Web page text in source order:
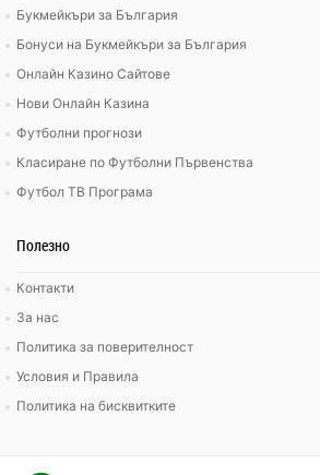
Букмейкъри за България
Бонуси на Букмейкъри за България
Онлайн Казино Сайтове
Нови Онлайн Казина
Футболни прогнози
Класиране по Футболни Първенства
Футбол ТВ Програма
Полезно
Контакти
За нас
Политика за поверителност
Условия и Правила
Политика на бисквитките